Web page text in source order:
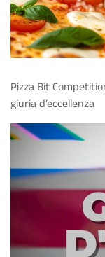
Pizza Bit
giuria d’eccellenza